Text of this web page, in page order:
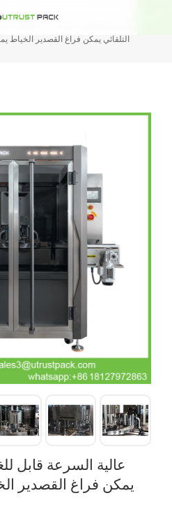
التلقائي
التلقائي يمكن فراغ القصدير الخياط
عالية السرعة قابل
يمكن فراغ القصدير